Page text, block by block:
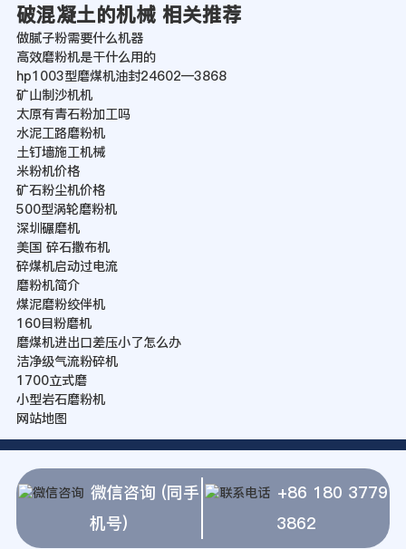
破混凝土的机械 相关推荐
做腻子粉需要什么机器
高效磨粉机是干什么用的
hp1003型磨煤机油封24602—3868
矿山制沙机机
太原有青石粉加工吗
水泥工路磨粉机
土钉墙施工机械
米粉机价格
矿石粉尘机价格
500型涡轮磨粉机
深圳碾磨机
美国 碎石撒布机
碎煤机启动过电流
磨粉机简介
煤泥磨粉绞伴机
160目粉磨机
磨煤机进出口差压小了怎么办
洁净级气流粉碎机
1700立式磨
小型岩石磨粉机
网站地图
微信咨询 (同手
机号)
+86 180 3779
3862